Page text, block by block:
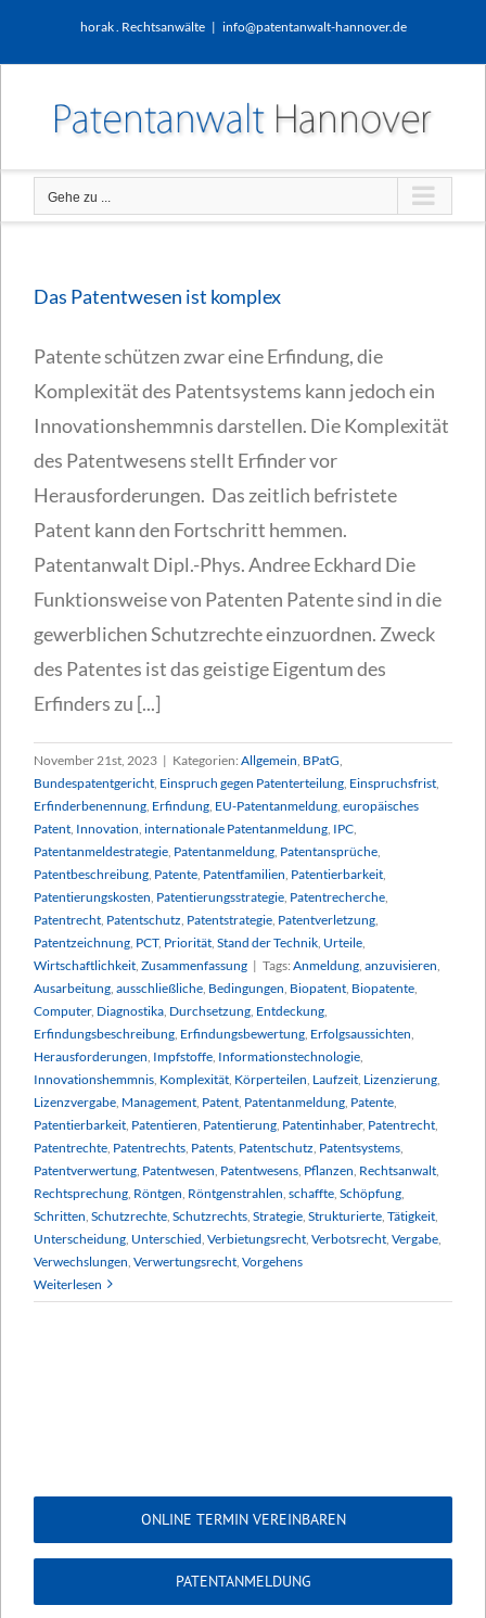
horak . Rechtsanwälte | info@patentanwalt-hannover.de
Gehe zu ...
Das Patentwesen ist komplex
Patente schützen zwar eine Erfindung, die
Komplexität des Patentsystems kann jedoch ein
Innovationshemmnis darstellen. Die Komplexität
des Patentwesens stellt Erfinder vor
Herausforderungen. Das zeitlich befristete
Patent kann den Fortschritt hemmen.
Patentanwalt Dipl.-Phys. Andree Eckhard Die
Funktionsweise von Patenten Patente sind in die
gewerblichen Schutzrechte einzuordnen. Zweck
des Patentes ist das geistige Eigentum des
Erfinders zu [...]
November 21st, 2023 | Kategorien: Allgemein BPatG
Bundespatentgericht Einspruch gegen Patenterteilung Einspruchsfrist
Erfinderbenennung Erfindung EU-Patentanmeldung europäisches
Patent Innovation internationale Patentanmeldung IPC
Patentanmeldestrategie Patentanmeldung Patentansprüche
Patentbeschreibung Patente Patentfamilien Patentierbarkeit
Patentierungskosten Patentierungsstrategie Patentrecherche
Patentrecht Patentschutz Patentstrategie Patentverletzung
Patentzeichnung PCT, Priorität Stand der Technik Urteile
Wirtschaftlichkeit Zusammenfassung | Tags: Anmeldung anzuvisieren
Ausarbeitung ausschließliche Bedingungen Biopatent Biopatente
Computer, Diagnostika Durchsetzung Entdeckung
Erfindungsbeschreibung Erfindungsbewertung Erfolgsaussichten
Herausforderungen Impfstoffe Informationstechnologie
Innovationshemmnis Komplexität Körperteilen Laufzeit Lizenzierung
Lizenzvergabe Management Patent Patentanmeldung Patente
Patentierbarkeit Patentieren Patentierung Patentinhaber, Patentrecht
Patentrechte Patentrechts Patents Patentschutz Patentsystems
Patentverwertung Patentwesen Patentwesens Pflanzen Rechtsanwalt
Rechtsprechung Röntgen Röntgenstrahlen schaffte Schöpfung
Schritten Schutzrechte Schutzrechts Strategie Strukturierte Tätigkeit
Unterscheidung Unterschied Verbietungsrecht Verbotsrecht Vergabe
Verwechslungen Verwertungsrecht Vorgehens
Weiterlesen
ONLINE TERMIN VEREINBAREN
PATENTANMELDUNG